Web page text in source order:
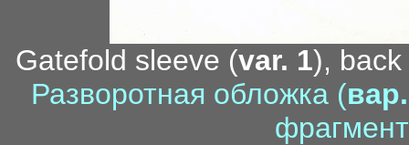
Gatefold sleeve (var. 1),
Разворотная обложка (